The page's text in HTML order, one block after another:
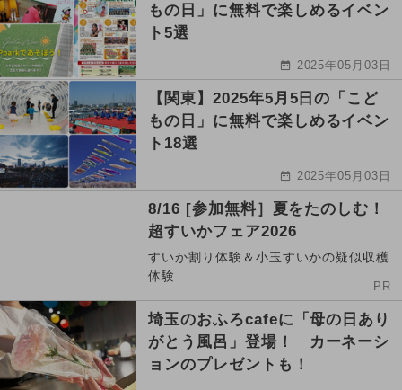
もの日」に無料で楽しめるイベン
ト5選
2025年05月03日
【関東】2025年5月5日の「こど
もの日」に無料で楽しめるイベン
ト18選
2025年05月03日
8/16 [参加無料］夏をたのしむ！
超すいかフェア2026
すいか割り体験＆小玉すいかの疑似収穫
体験
PR
埼玉のおふろcafeに「母の日あり
がとう風呂」登場！ カーネーシ
ョンのプレゼントも！